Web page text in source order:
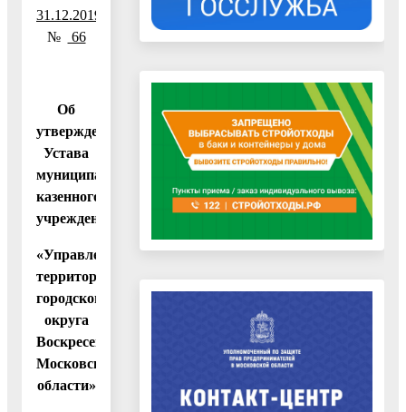
31.12.2019
№
66
Об
утверждении
Устава
муниципального
казенного
учреждения
«Управление
территорией
городского
округа
Воскресенск
Московской
области»